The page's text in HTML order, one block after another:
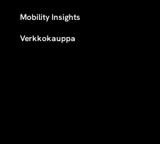
Mobility Insights
Verkkokauppa